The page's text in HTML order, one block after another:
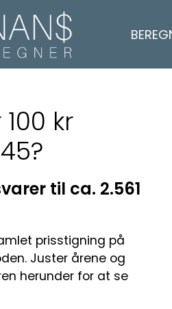
kr
til ca. 2.561
prisstigning på
Juster årene og
herunder for at se